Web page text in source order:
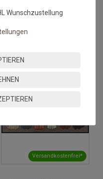
Fusmatte Salonloewe
Versandkostenfrei*
Versandkostenfrei*
Wunschzustellung